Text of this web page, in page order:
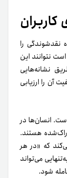
نقدشوندگی را
نتوانند این
نشانه‌هایی
آن را ارزیابی
انسان‌ها در
هستند.
که «در هر
می‌تواند
شود.